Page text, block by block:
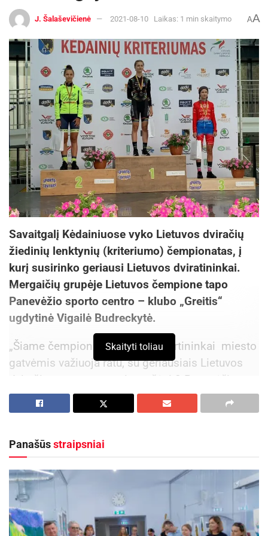
J. Šalaševičienė 2021-08-10 Laikas: 1 min skaitymo AA
Savaitgalį Kėdainiuose vyko Lietuvos dviračių
žiedinių lenktynių (kriteriumo) čempionatas, į
kurį susirinko geriausi Lietuvos dviratininkai.
Mergaičių grupėje Lietuvos čempione tapo
Panevėžio sporto centro – klubo „Greitis“
ugdytinė Vigailė Budreckytė.
„Šiame čempionate, kuomet sportininkai miesto
gatvėmis važiuoja ratu, su geriausiais Lietuvos
dviračių sporto atstovais varžėsi 8 Panevėžio
sporto centro ugdytiniai. Džiaugiuosi savo
sportininkais, ypatingai Vigaile“, – sakė treneris
Čempionate, kurį surengė Lietuvos dviračių
sporto federacija, dalyvavo 149 Lietuvos
dviratininkai. Šio čempionato dalyviams
privalomos Tarptautinės dviračių sporto
federacijos (UCI) licencijos, kurias išduoda
Skaityti toliau
Panašūsstraipsniai